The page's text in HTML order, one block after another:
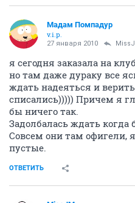
Мадам Помпадур
v.i.p.
27 января 2010
я сегодня заказала на
но там даже дураку все
ждать надеяться и
списались))))) Причем я
бы ничего так.
Задолбалась ждать когда
Совсем они там офигели,
пустые.
ОТВЕТИТЬ